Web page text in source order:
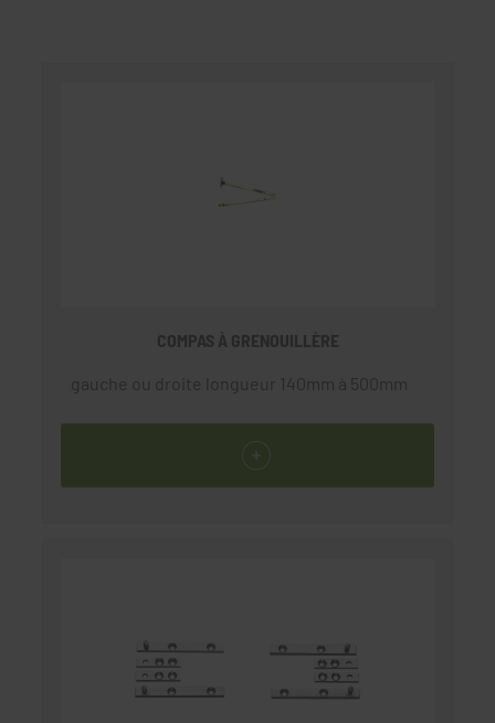
COMPAS À GRENOUILLÈRE
gauche ou droite longueur 140mm à 500mm